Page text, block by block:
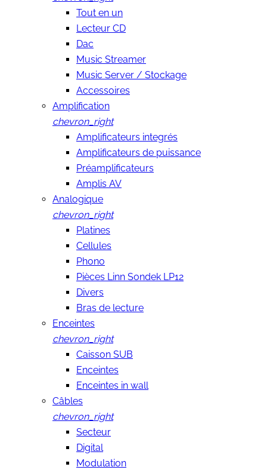
Tout en un
Lecteur CD
Dac
Music Streamer
Music Server / Stockage
Accessoires
Amplification
chevron_right
Amplificateurs integrés
Amplificateurs de puissance
Préamplificateurs
Amplis AV
Analogique
chevron_right
Platines
Cellules
Phono
Pièces Linn Sondek LP12
Divers
Bras de lecture
Enceintes
chevron_right
Caisson SUB
Enceintes
Enceintes in wall
Câbles
chevron_right
Secteur
Digital
Modulation